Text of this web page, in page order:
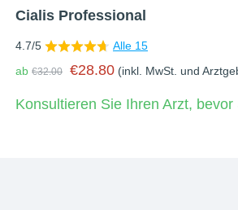
Cialis Professional
4.7/5 Alle 15
ab €32.00 €28.80 (inkl. MwSt. und
Konsultieren Sie Ihren Arzt,